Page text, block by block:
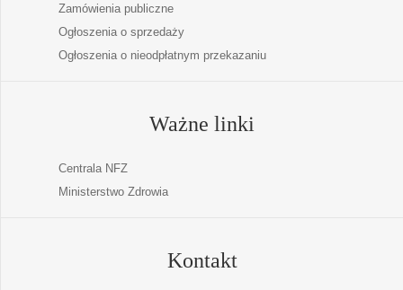
Zamówienia publiczne
Ogłoszenia o sprzedaży
Ogłoszenia o nieodpłatnym przekazaniu
Ważne linki
Centrala NFZ
Ministerstwo Zdrowia
Kontakt